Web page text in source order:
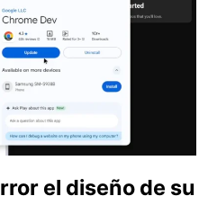
el diseño de su